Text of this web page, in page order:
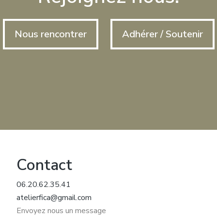
Nous rencontrer Adhérer / Soutenir
Contact
06.20.62.35.41
atelierfica@gmail.com
Envoyez nous un message